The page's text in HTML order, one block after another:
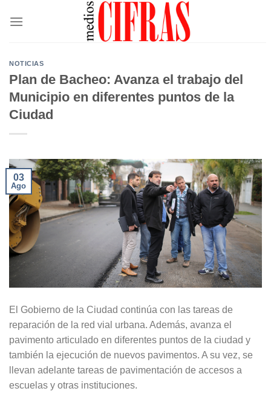
NOTICIAS
Plan de Bacheo: Avanza el trabajo del
Municipio en diferentes puntos de la
Ciudad
03
Ago
El Gobierno de la Ciudad continúa con las tareas de
reparación de la red vial urbana. Además, avanza el
pavimento articulado en diferentes puntos de la ciudad y
también la ejecución de nuevos pavimentos. A su vez, se
llevan adelante tareas de pavimentación de accesos a
escuelas y otras instituciones.